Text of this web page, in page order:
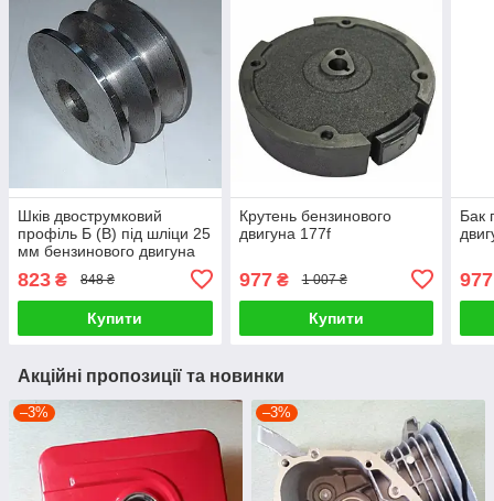
Шків двострумковий
профіль Б (В) під шліци 25
мм бензинового двигуна
823 ₴ 848 ₴
Купити
Крутень бензинового
двигуна 177f
977₴ 1 007 ₴
Купити
Бак
977
Акційні пропозиції та новинки
–3% –3%